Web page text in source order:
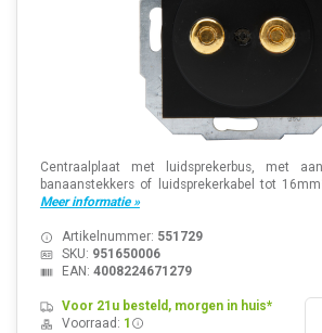
Centraalplaat met luidsprekerbus, met
banaanstekkers of luidsprekerkabel tot
Meer informatie »
Artikelnummer: 551729
SKU: 951650006
EAN: 4008224671279
Voor 21u besteld, morgen in huis*
Voorraad: 1